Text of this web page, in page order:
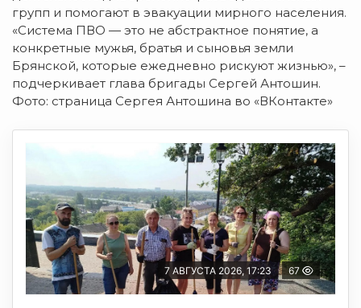
групп и помогают в эвакуации мирного населения.
«Система ПВО — это не абстрактное понятие, а
конкретные мужья, братья и сыновья земли
Брянской, которые ежедневно рискуют жизнью», –
подчеркивает глава бригады Сергей Антошин.
Фото: страница Сергея Антошина во «ВКонтакте»
7 АВГУСТА 2026, 17:23 67